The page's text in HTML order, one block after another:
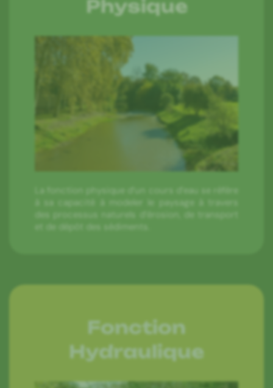
Physique
La fonction physique d’un cours d’eau se réfère
à sa capacité à modeler le paysage à travers
des processus naturels d’érosion, de transport
Fonction
Hydraulique